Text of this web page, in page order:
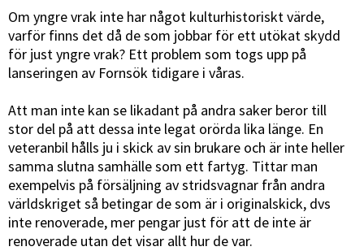
Om yngre vrak inte har något kulturhistoriskt värde,
varför finns det då de som jobbar för ett utökat skydd
för just yngre vrak? Ett problem som togs upp på
lanseringen av Fornsök tidigare i våras.
Att man inte kan se likadant på andra saker beror till
stor del på att dessa inte legat orörda lika länge. En
veteranbil hålls ju i skick av sin brukare och är inte heller
samma slutna samhälle som ett fartyg. Tittar man
exempelvis på försäljning av stridsvagnar från andra
världskriget så betingar de som är i originalskick, dvs
inte renoverade, mer pengar just för att de inte är
renoverade utan det visar allt hur de var.